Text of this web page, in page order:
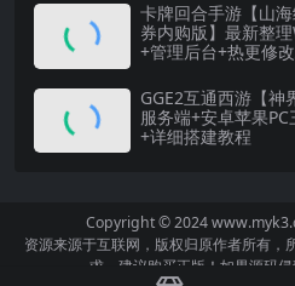
卡牌回合手游【山
券内购版】最新整
+管理后台+热更修
GGE2互通西游【
服务端+安卓苹果
+详细搭建教程
Copyright © 2024
资源来源于互联网，版权归原作者所有，
求，建议购买正版！如果源码